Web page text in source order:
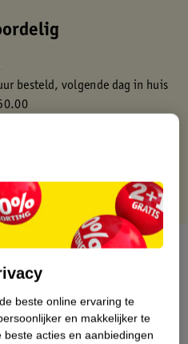
besteld, volgende dag in huis
kaart
beste online ervaring te
en makkelijker te
acties en aanbiedingen